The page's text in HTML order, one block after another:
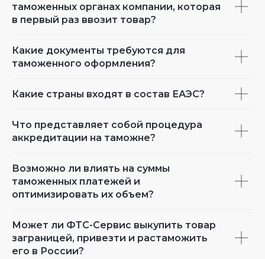
таможенных органах компании, которая
в первый раз ввозит товар?
Какие документы требуются для
таможенного оформления?
Какие страны входят в состав ЕАЭС?
Что представляет собой процедура
аккредитации на таможне?
Возможно ли влиять на суммы
таможенных платежей и
оптимизировать их объем?
Может ли ФТС-Сервис выкупить товар
заграницей, привезти и растаможить
его в России?